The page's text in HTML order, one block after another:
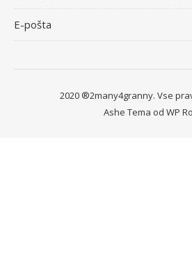
E-pošta
2020 ®2many4granny. Vse
Ashe Tema od WP